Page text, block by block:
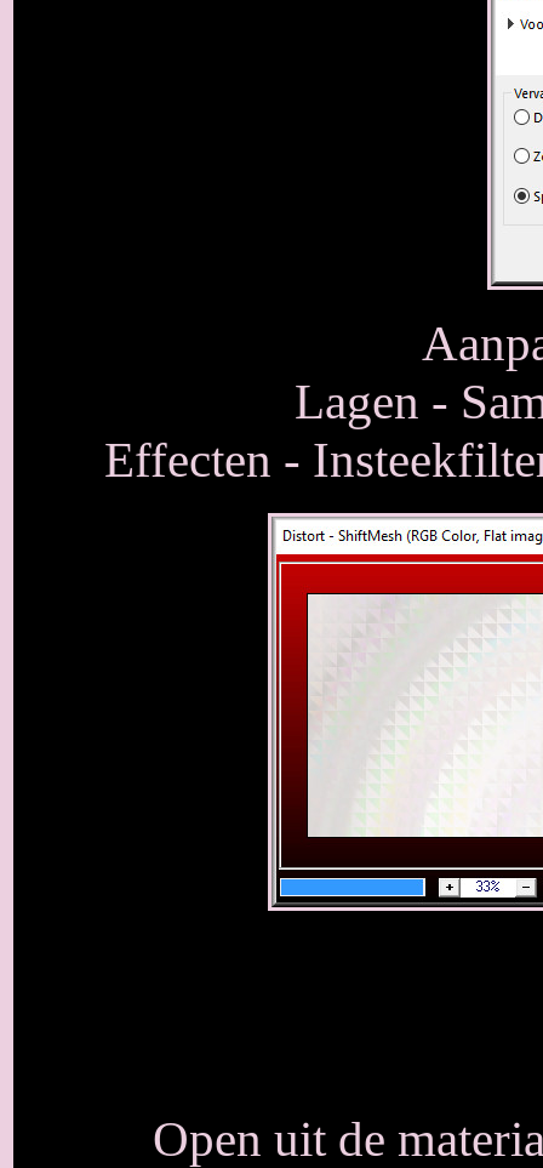
Lagen -
Effecten -
Open uit de